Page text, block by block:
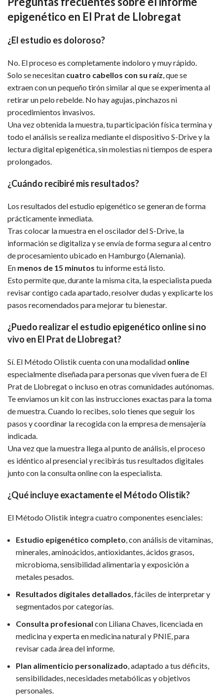
epigenético en El Prat de Llobregat
¿El estudio es doloroso?
No. El proceso es completamente indoloro y muy rápido.
Solo se necesitan cuatro cabellos con su raíz, que se
extraen con un pequeño tirón similar al que se experimenta al
retirar un pelo rebelde. No hay agujas, pinchazos ni
procedimientos invasivos.
Una vez obtenida la muestra, tu participación física termina y
todo el análisis se realiza mediante el dispositivo S-Drive y la
lectura digital epigenética, sin molestias ni tiempos de espera
prolongados.
¿Cuándo recibiré mis resultados?
Los resultados del estudio epigenético se generan de forma
prácticamente inmediata.
Tras colocar la muestra en el oscilador del S-Drive, la
información se digitaliza y se envía de forma segura al centro
de procesamiento ubicado en Hamburgo (Alemania).
En menos de 15 minutos tu informe está listo.
Esto permite que, durante la misma cita, la especialista pueda
revisar contigo cada apartado, resolver dudas y explicarte los
pasos recomendados para mejorar tu bienestar.
¿Puedo realizar el estudio epigenético online si no
vivo en El Prat de Llobregat?
Sí. El Método Olistik cuenta con una modalidad online
especialmente diseñada para personas que viven fuera de El
Prat de Llobregat o incluso en otras comunidades autónomas.
Te enviamos un kit con las instrucciones exactas para la toma
de muestra. Cuando lo recibes, solo tienes que seguir los
pasos y coordinar la recogida con la empresa de mensajería
indicada.
Una vez que la muestra llega al punto de análisis, el proceso
es idéntico al presencial y recibirás tus resultados digitales
junto con la consulta online con la especialista.
¿Qué incluye exactamente el Método Olistik?
El Método Olistik integra cuatro componentes esenciales:
Estudio epigenético completo, con análisis de vitaminas,
minerales, aminoácidos, antioxidantes, ácidos grasos,
microbioma, sensibilidad alimentaria y exposición a
metales pesados.
Resultados digitales detallados, fáciles de interpretar y
segmentados por categorías.
Consulta profesional con Liliana Chaves, licenciada en
medicina y experta en medicina natural y PNIE, para
revisar cada área del informe.
Plan alimenticio personalizado, adaptado a tus déficits,
sensibilidades, necesidades metabólicas y objetivos
personales.